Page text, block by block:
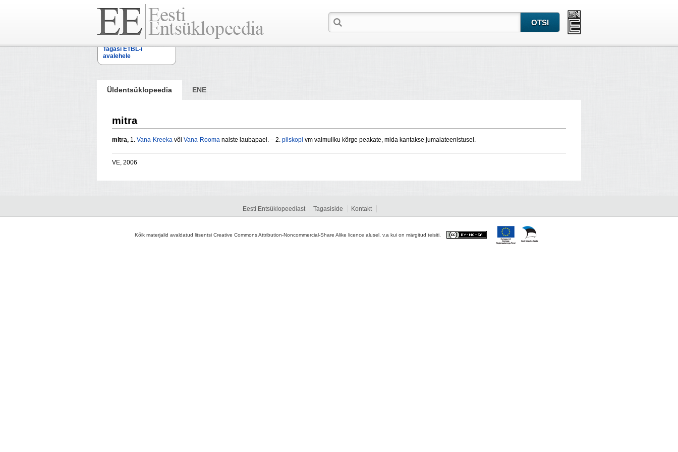
Tagasi ETBL-i
avalehele
Üldentsüklopeedia ENE
mitra
mitra, 1. Vana-Kreeka või Vana-Rooma naiste laubapael. – 2. piiskopi vm vaimuliku kõrge peakate, mida kantakse jumalateenistusel.
VE, 2006
Eesti Entsüklopeediast Tagasiside Kontakt
Kõik materjalid avaldatud litsentsi Creative Commons Attribution-Noncommercial-Share Alike licence alusel, v.a kui on märgitud teisiti.